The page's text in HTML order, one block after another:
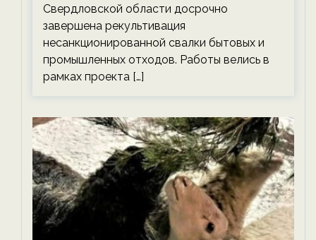
Свердловской области досрочно
завершена рекультивация
несанкционированной свалки бытовых и
промышленных отходов. Работы велись в
рамках проекта […]